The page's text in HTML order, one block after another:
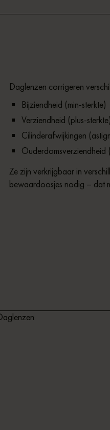
Daglenzen corrigeren
Bijziendheid (min-sterkte)
Verziendheid (plus-sterkte)
Cilinderafwijkingen
Ouderdomsverziendheid
Ze zijn verkrijgbaar in
bewaardoosjes nodig – dat